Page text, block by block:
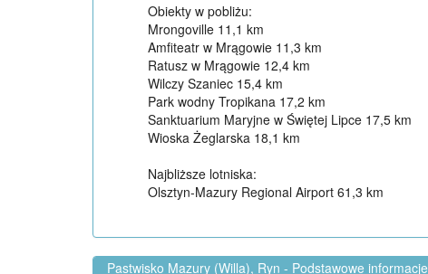
Obiekty w pobliżu:
Mrongoville 11,1 km
Amfiteatr w Mrągowie 11,3 km
Ratusz w Mrągowie 12,4 km
Wilczy Szaniec 15,4 km
Park wodny Tropikana 17,2 km
Sanktuarium Maryjne w Świętej Lipce 17,5 km
Wioska Żeglarska 18,1 km
Najbliższe lotniska:
Olsztyn-Mazury Regional Airport 61,3 km
Pastwisko Mazury (Willa), Ryn - Podstawowe informacje